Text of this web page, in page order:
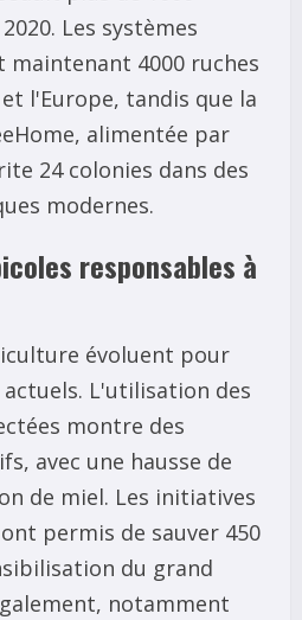
Les systèmes
maintenant 4000 ruches
l'Europe, tandis que la
alimentée par
24 colonies dans des
modernes.
responsables à
évoluent pour
L'utilisation des
montre des
avec une hausse de
de miel. Les initiatives
permis de sauver 450
du grand
notamment